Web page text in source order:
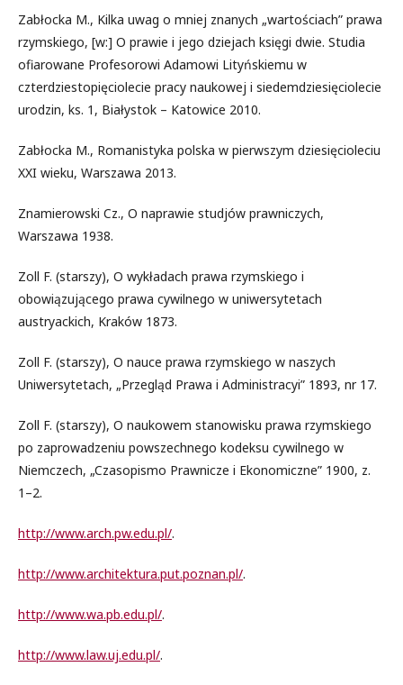
Zabłocka M., Kilka uwag o mniej znanych „wartościach” prawa
rzymskiego, [w:] O prawie i jego dziejach księgi dwie. Studia
ofiarowane Profesorowi Adamowi Lityńskiemu w
czterdziestopięciolecie pracy naukowej i siedemdziesięciolecie
urodzin, ks. 1, Białystok – Katowice 2010.
Zabłocka M., Romanistyka polska w pierwszym dziesięcioleciu
XXI wieku, Warszawa 2013.
Znamierowski Cz., O naprawie studjów prawniczych,
Warszawa 1938.
Zoll F. (starszy), O wykładach prawa rzymskiego i
obowiązującego prawa cywilnego w uniwersytetach
austryackich, Kraków 1873.
Zoll F. (starszy), O nauce prawa rzymskiego w naszych
Uniwersytetach, „Przegląd Prawa i Administracyi” 1893, nr 17.
Zoll F. (starszy), O naukowem stanowisku prawa rzymskiego
po zaprowadzeniu powszechnego kodeksu cywilnego w
Niemczech, „Czasopismo Prawnicze i Ekonomiczne” 1900, z.
1–2.
http://www.arch.pw.edu.pl/.
http://www.architektura.put.poznan.pl/.
http://www.wa.pb.edu.pl/.
http://www.law.uj.edu.pl/.